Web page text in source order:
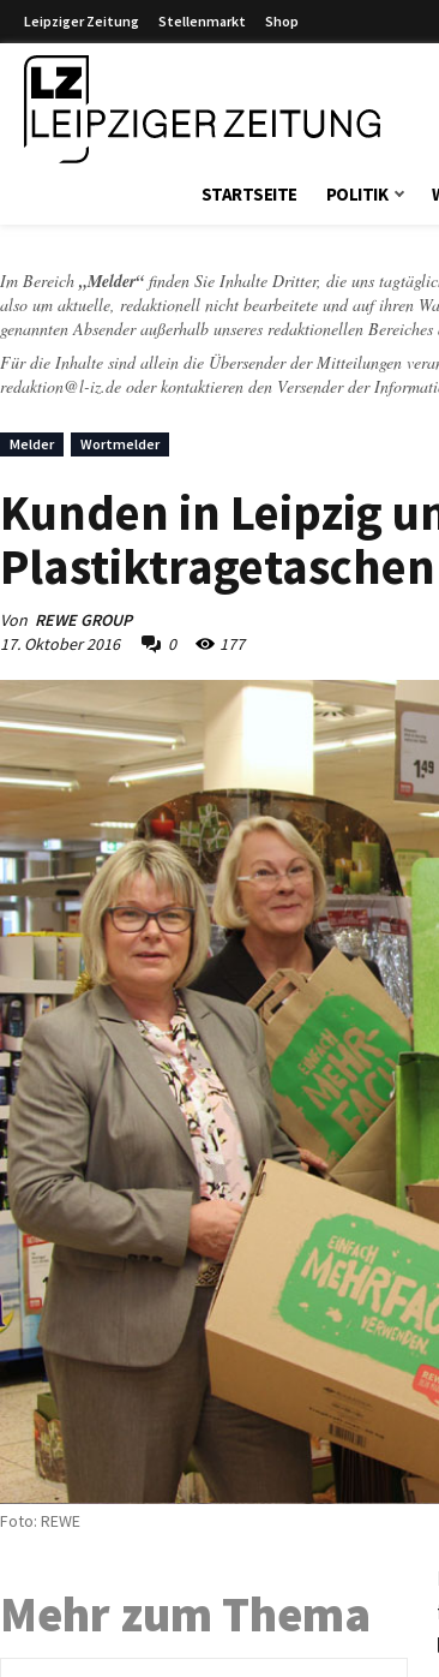
Leipziger Zeitung Stellenmarkt Shop
STARTSEITE POLITIK
Im Bereich „Melder“ finden Sie Inhalte Dritter, die uns
also um aktuelle, redaktionell nicht bearbeitete und auf ihren
genannten Absender außerhalb unseres redaktionellen Bereiches
Für die Inhalte sind allein die Übersender der Mitteilungen
redaktion@l-iz.de oder kontaktieren den Versender der
Melder Wortmelder
Kunden in Leipzig
Plastiktragetaschen
Von REWE GROUP
17. Oktober 2016
0 177
Foto: REWE
Mehr zum Thema